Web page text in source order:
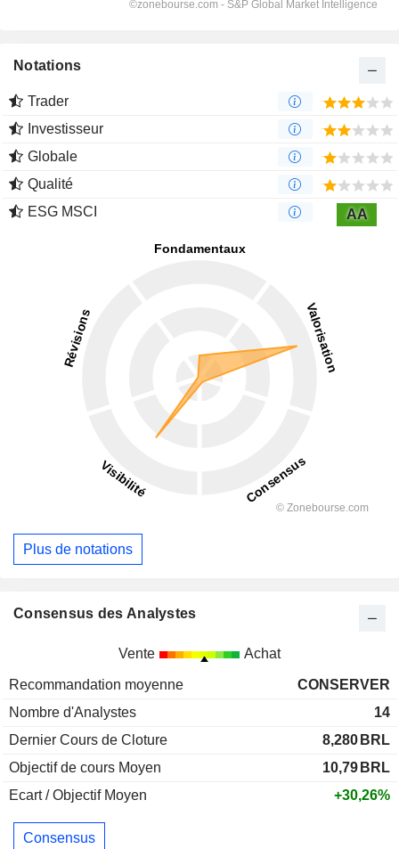
Notations
Trader
Investisseur
Globale
Qualité
ESG MSCI
AA
Plus de notations
Consensus des Analystes
Vente Achat
Recommandation moyenne
CONSERVER
Nombre d'Analystes
14
Dernier Cours de Cloture
8,280 BRL
Objectif de cours Moyen
10,79 BRL
Ecart / Objectif Moyen
+30,26%
Consensus